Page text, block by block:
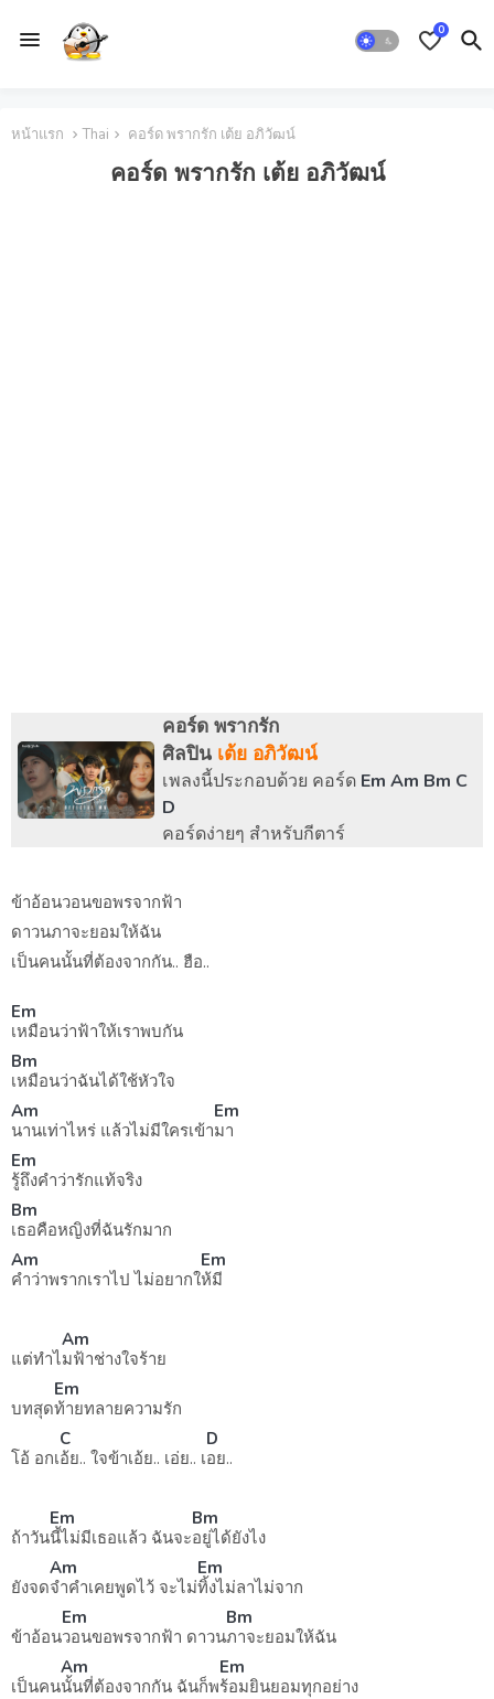
0
หน้าแรก Thai คอร์ด พรากรัก เต้ย อภิวัฒน์
คอร์ด พรากรัก เต้ย อภิวัฒน์
คอร์ด พรากรัก
ศิลปิน เต้ย อภิวัฒน์
เพลงนี้ประกอบด้วย คอร์ด Em Am Bm C
D
คอร์ดง่ายๆ สำหรับกีตาร์
ข้าอ้อนวอนขอพรจากฟ้า
ดาวนภาจะยอมให้ฉัน
เป็นคนนั้นที่ต้องจากกัน.. ฮือ..
Em
เหมือนว่าฟ้าให้เราพบกัน
Bm
เหมือนว่าฉันได้ใช้หัวใจ
Am
นานเท่าไหร่ แล้วไม่มีใครเข้า
Em
มา
Em
รู้ถึงคำว่ารักแท้จริง
Bm
เธอคือหญิงที่ฉันรักมาก
Am
คำว่าพรากเราไป ไม่อยากใ
Em
ห้มี
แต่ทำไ
Am
มฟ้าช่างใจร้าย
บทสุด
Em
ท้ายทลายความรัก
โอ้ อกเ
C
อ้ย.. ใจข้าเอ้ย.. เอ่ย.. เ
D
อย..
ถ้าวัน
Em
นี้ไม่มีเธอแล้ว ฉันจะ
Bm
อยู่ได้ยังไง
ยังจด
Am
จำคำเคยพูดไว้ จะไม่
Em
ทิ้งไม่ลาไม่จาก
ข้าอ้อน
Em
วอนขอพรจากฟ้า ดาวน
Bm
ภาจะยอมให้ฉัน
เป็นคน
Am
นั้นที่ต้องจากกัน ฉันก็พ
Em
ร้อมยินยอมทุกอย่าง